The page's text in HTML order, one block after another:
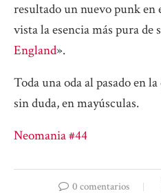
resultado un nuevo punk en
vista la esencia más pura de
England».
Toda una oda al pasado en
sin duda, en mayúsculas.
Neomania #44
0 comentarios